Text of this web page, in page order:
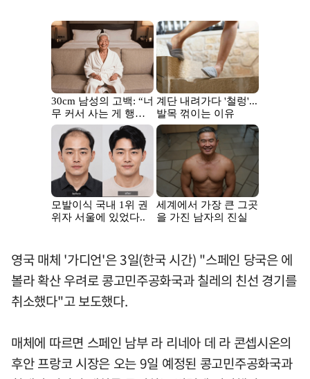
영국 매체 '가디언'은 3일(한국 시간) "스페인 당국은 에
볼라 확산 우려로 콩고민주공화국과 칠레의 친선 경기를
취소했다"고 보도했다.
매체에 따르면 스페인 남부 라 리네아 데 라 콘셉시온의
후안 프랑코 시장은 오는 9일 예정된 콩고민주공화국과